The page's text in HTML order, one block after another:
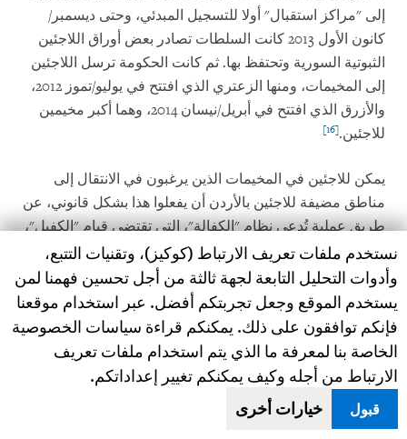
إلى "مراكز استقبال" أولا للتسجيل المبدئي، وحتى ديسمبر/
كانون الأول 2013 كانت السلطات تصادر بعض أوراق اللاجئين
الثبوتية السورية وتحتفظ بها. ثم كانت الحكومة ترسل اللاجئين
إلى المخيمات، ومنها الزعتري الذي افتتح في يوليو/تموز 2012،
والأزرق الذي افتتح في أبريل/نيسان 2014، وهما أكبر مخيمين
للاجئين.[16]
يمكن للاجئين في المخيمات الذين يرغبون في الانتقال إلى
مناطق مضيفة للاجئين بالأردن أن يفعلوا هذا بشكل قانوني، عن
طريق عملية تُدعى نظام "الكفالة"، التي تقتضي قيام "الكفيل"،
عاما بضمان اللاجئين المنتقلين من المخيمات. في البداية سمح
الأردن للاجئين بمغادرة المخيمات، إذا دفع الكفيل الأردني
رسوم 15 دينار (21 دولارا) عن كل شخص.
لعدة سنوات، لم يطبق الأردن بصرامة نظام الكفالة. هناك
سوريون كثيرون غادروا المخيمات دون أن يكفلهم أحد وظلوا
قادرين على التسجيل لدى المفوضية في المناطق المضيفة
Human Rights Watch cookie preferences
نستخدم ملفات تعريف الارتباط (كوكيز)، وتقنيات التتبع،
وأدوات التحليل التابعة لجهة ثالثة من أجل تحسين فهمنا لمن
يستخدم الموقع وجعل تجربتكم أفضل. عبر استخدام موقعنا
فإنكم توافقون على ذلك. يمكنكم قراءة سياسات الخصوصية
الخاصة بنا لمعرفة ما الذي يتم استخدام ملفات تعريف
الارتباط من أجله وكيف يمكنكم تغيير إعداداتكم.
قبول خيارات أخرى